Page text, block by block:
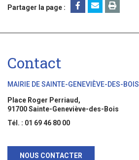
Partager la page :
Contact
MAIRIE DE SAINTE-GENEVIÈVE-DES-BOIS
Place Roger Perriaud,
91700 Sainte-Geneviève-des-Bois
Tél. : 01 69 46 80 00
NOUS CONTACTER